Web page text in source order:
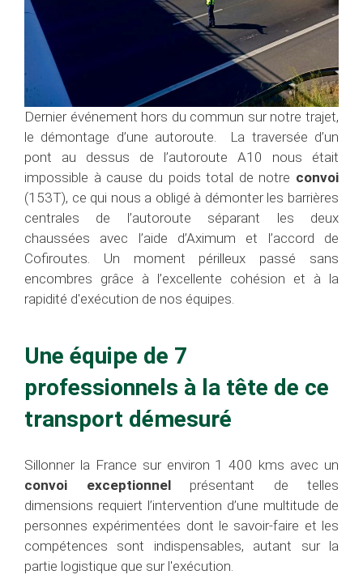
Dernier événement hors du commun sur notre trajet,
le démontage d’une autoroute. La traversée d’un
pont au dessus de l’autoroute A10 nous était
impossible à cause du poids total de notre convoi
(153T), ce qui nous a obligé à démonter les barrières
centrales de l’autoroute séparant les deux
chaussées avec l’aide d’Aximum et l’accord de
Cofiroutes. Un moment périlleux passé sans
encombres grâce à l’excellente cohésion et à la
rapidité d'exécution de nos équipes.
Une équipe de 7
professionnels à la tête de ce
transport démesuré
Sillonner la France sur environ 1 400 kms avec un
convoi exceptionnelprésentant de telles
dimensions requiert l’intervention d’une multitude de
personnes expérimentées dont le savoir-faire et les
compétences sont indispensables, autant sur la
partie logistique que sur l'exécution.